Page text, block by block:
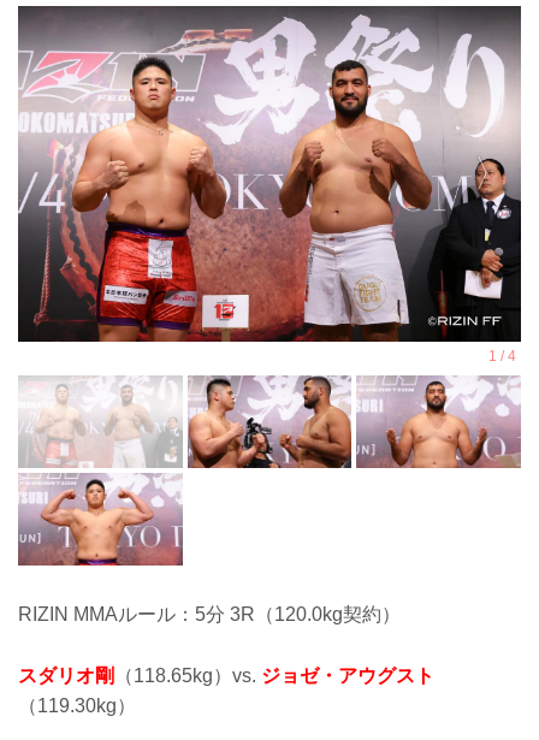
RIZIN MMAルール：5分 3R（120.0kg契約）
スダリオ剛 （118.65kg）vs. ジョゼ・アウグスト
（119.30kg）